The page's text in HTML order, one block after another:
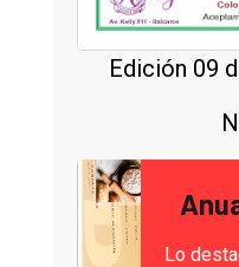
Edición 09
Lo